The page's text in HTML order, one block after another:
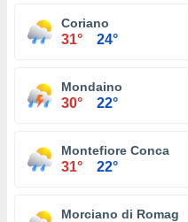
Coriano
31° 24°
Mondaino
30° 22°
Montefiore Conca
31° 22°
Morciano di Romagna